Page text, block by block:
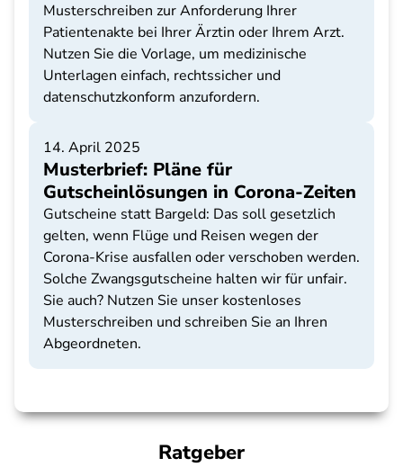
Musterschreiben zur Anforderung Ihrer
Patientenakte bei Ihrer Ärztin oder Ihrem Arzt.
Nutzen Sie die Vorlage, um medizinische
Unterlagen einfach, rechtssicher und
datenschutzkonform anzufordern.
14. April 2025
Musterbrief: Pläne für
Gutscheinlösungen in Corona-Zeiten
Gutscheine statt Bargeld: Das soll gesetzlich
gelten, wenn Flüge und Reisen wegen der
Corona-Krise ausfallen oder verschoben werden.
Solche Zwangsgutscheine halten wir für unfair.
Sie auch? Nutzen Sie unser kostenloses
Musterschreiben und schreiben Sie an Ihren
Abgeordneten.
Ratgeber